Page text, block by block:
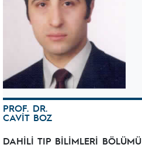
PROF. DR.
CAVİT BOZ
DAHİLİ TIP BİLİMLERİ BÖLÜMÜ